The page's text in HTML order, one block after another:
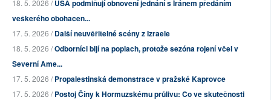
18. 5. 2026 /USA podmiňují obnovení jednání s Íránem předáním
veškerého obohacen...
17. 5. 2026 /Další neuvěřitelné scény z Izraele
18. 5. 2026 /Odborníci bijí na poplach, protože sezóna rojení včel v
Severní Ame...
17. 5. 2026 /Propalestinská demonstrace v pražské Kaprovce
17. 5. 2026 /Postoj Číny k Hormuzskému průlivu: Co ve skutečnosti